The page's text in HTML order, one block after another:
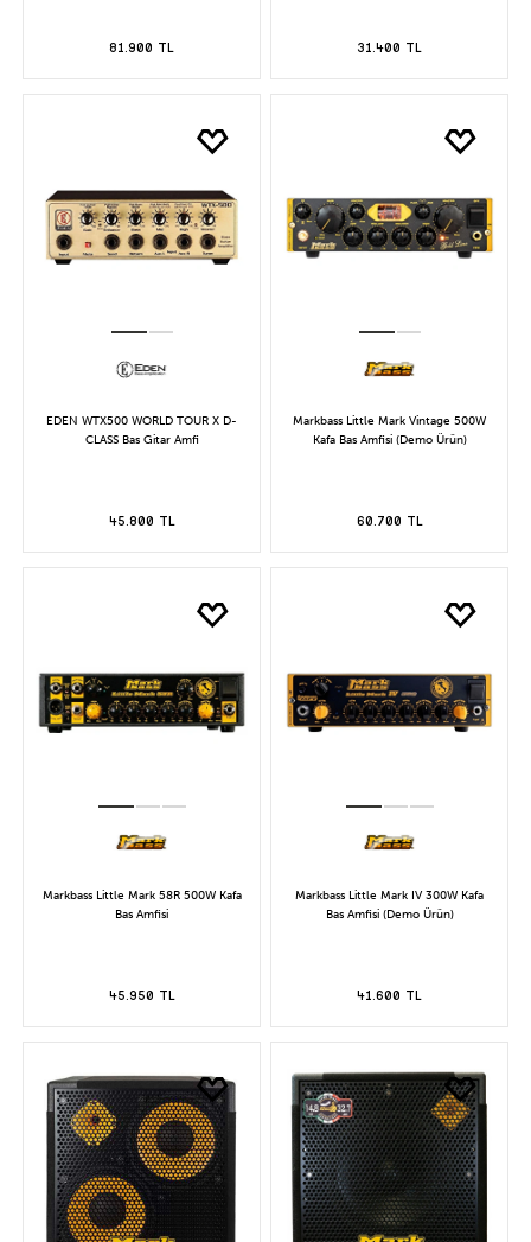
81.900 TL 31.400 TL
EDEN WTX500 WORLD TOUR X D-
CLASS Bas Gitar Amfi
45.800 TL
Markbass Little Mark Vintage 500W
Kafa Bas Amfisi (Demo Ürün)
60.700 TL
Markbass Little Mark 58R 500W Kafa
Bas Amfisi
45.950 TL
Markbass Little Mark IV 300W Kafa
Bas Amfisi (Demo Ürün)
41.600 TL